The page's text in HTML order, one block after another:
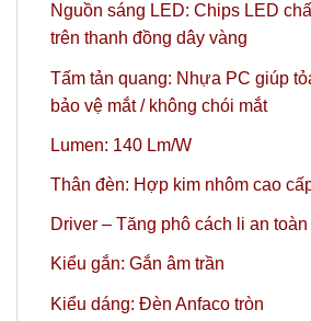
Nguồn sáng LED: Chips LED
trên thanh đồng dây vàng
Tấm tản quang: Nhựa PC giúp
bảo vệ mắt / không chói mắt
Lumen: 140 Lm/W
Thân đèn: Hợp kim nhôm cao
Driver – Tăng phô cách li an
Kiểu gắn: Gắn âm trần
Kiểu dáng: Đèn Anfaco tròn